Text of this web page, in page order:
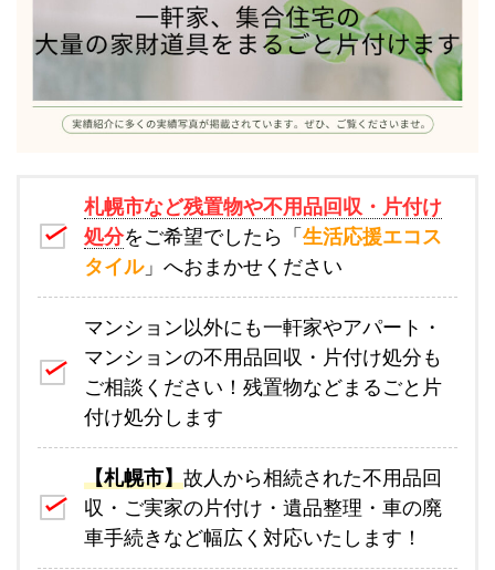
札幌市など残置物や不用品回収・片付け
処分をご希望でしたら「 生活応援エコス
タイル」へおまかせください
マンション以外にも一軒家やアパート・
マンションの不用品回収・片付け処分も
ご相談ください！残置物などまるごと片
付け処分します
【札幌市】故人から相続された不用品回
収・ご実家の片付け・遺品整理・車の廃
車手続きなど幅広く対応いたします！